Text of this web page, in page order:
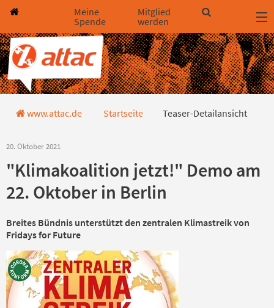
Direkt zum Hauptinhalt springen
Direkt zur Haupt-Navigation springen
Direkt zur Service-Navigation springen
Direkt zur Footer-Navigation springen
Direkt zum Footerinhalt springen
Meine
Spende
Mitglied
werden
Teaser-Detailansicht
www.attac.de Startseite Teaser-Detailansicht
20. Oktober 2021
"Klimakoalition jetzt!" Demo am
22. Oktober in Berlin
Breites Bündnis unterstützt den zentralen Klimastreik von
Fridays for Future